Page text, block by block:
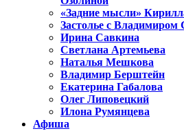
«Задние мысли»
Застолье с Владимиром
Ирина Савкина
Светлана Артемьева
Наталья Мешкова
Владимир Берштейн
Екатерина Габалова
Олег Липовецкий
Илона Румянцева
Афиша